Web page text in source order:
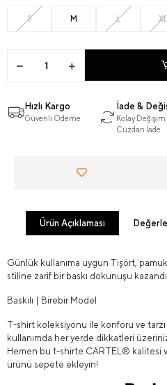
S M L XL
Hızlı Kargo
Güvenli Ödeme
İade &
Kolay Değişim
Cüzdan İade
Ürün Açıklaması
Günlük kullanıma uygun Tişört,
stiline zarif bir baskı dokunuşu
Baskılı | Birebir Model
T-shirt koleksiyonu ile konforu ve
kullanımda her yerde dikkatleri
Hemen bu t-shirte CARTEL® kalitesi
ürünü sepete ekleyin!